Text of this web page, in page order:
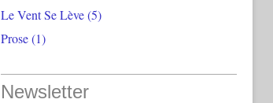
Le Vent Se Lève(5)
Prose(1)
Newsletter